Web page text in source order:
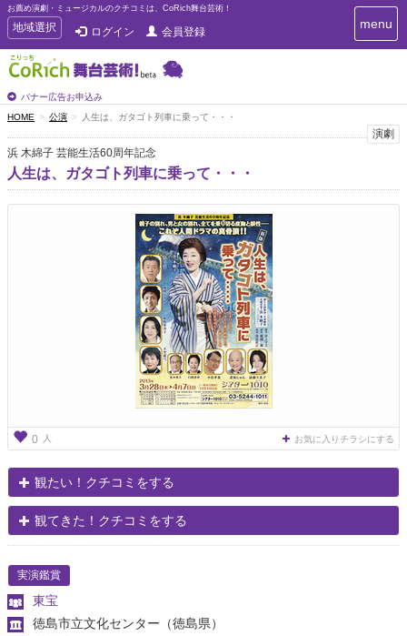
お薦め演劇・ミュージカルのクチコミは、CoRich舞台芸術！
T
o
g
g
e
n
a
v
i
g
地域選択 ログイン 会員登録
バナー広告お申込み
T
o
i
g
menu
HOME 公演 人生は、ガタゴト列車に乗って・・・
演劇
浜 木綿子 芸能生活60周年記念
人生は、ガタゴト列車に乗って・・・
0 人 お気に入りチラシにする
観たい！クチコミをする
観てきた！クチコミをする
実演鑑賞
東宝
徳島市立文化センター （徳島県）